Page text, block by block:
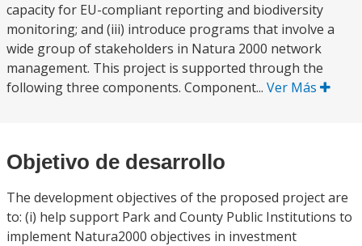
capacity for EU-compliant reporting and biodiversity
monitoring; and (iii) introduce programs that involve a
wide group of stakeholders in Natura 2000 network
management. This project is supported through the
following three components. Component... Ver Más
Objetivo de desarrollo
The development objectives of the proposed project are
to: (i) help support Park and County Public Institutions to
implement Natura2000 objectives in investment